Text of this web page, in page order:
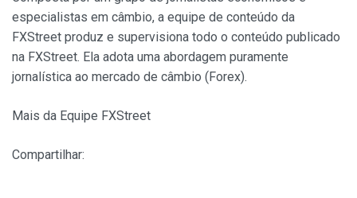
especialistas em câmbio, a equipe de conteúdo da
FXStreet produz e supervisiona todo o conteúdo publicado
na FXStreet. Ela adota uma abordagem puramente
jornalística ao mercado de câmbio (Forex).
Mais da Equipe FXStreet
Compartilhar: